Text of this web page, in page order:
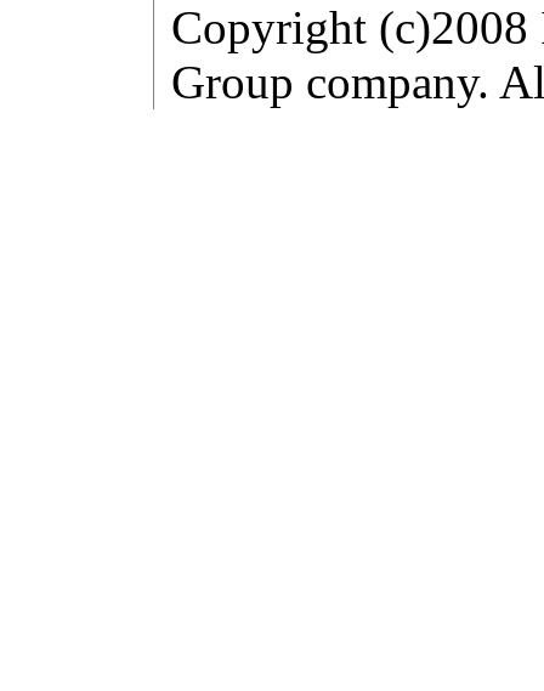
Copyright (c)2008
Group company.